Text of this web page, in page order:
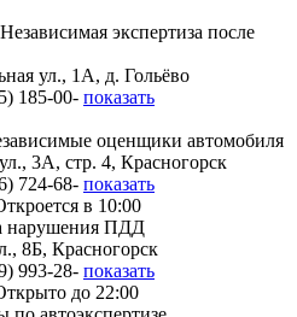
Независимая экспертиза после
ул., 1А, д. Гольёво
185-00- показать
оценщики автомобиля
3А, стр. 4, Красногорск
724-68- показать
в 10:00
нарушения ПДД
8Б, Красногорск
993-28- показать
до 22:00